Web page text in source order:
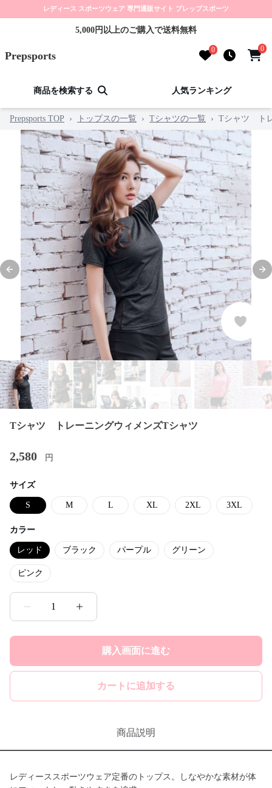
レディース スポーツウェア 専門通販サイト プレップスポーツ
5,000円以上のご購入で送料無料
Prepsports 0 0
商品を検索する 人気ランキング
Prepsports TOP › トップスの一覧 › Tシャツの一覧 › Tシャツ ト
Previous slide
Tシャツ トレーニングウィメンズTシャツ
2,580 円
サイズ
S M L XL 2XL 3XL
カラー
レッド ブラック パープル グリーン
ピンク
1
購入画面に進む
カートに追加する
商品説明
レディーススポーツウェア定番のトップス。しなやかな素材が体